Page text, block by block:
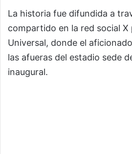
La historia fue difundida a
compartido en la red social X
Universal, donde el
las afueras del estadio sede
inaugural.